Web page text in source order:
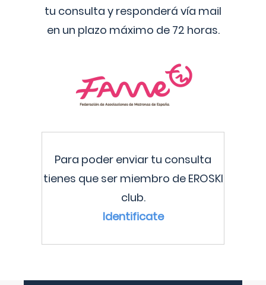
tu consulta y responderá vía mail
en un plazo máximo de 72 horas.
Para poder enviar tu consulta
tienes que ser miembro de EROSKI
club.
Identificate